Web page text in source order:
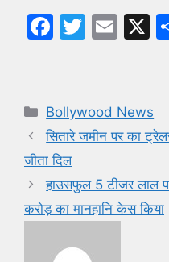
F
e
b
o
o
k
T
er
E
l
X
Categories
Bollywood News
सितारे जमीन पर का
जीता दिल
हाउसफुल 5 टीजर लाल
करोड़ का मानहानि केस किया